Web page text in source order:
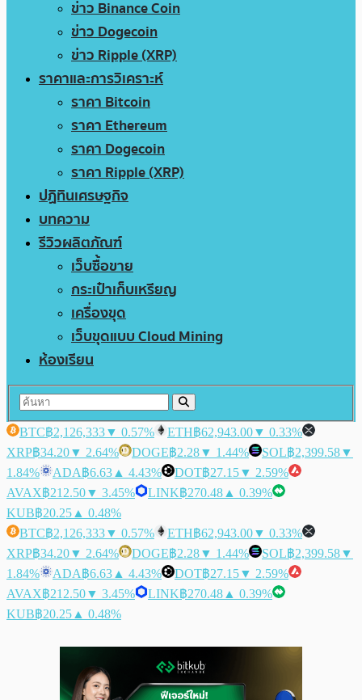
ข่าว Binance Coin
ข่าว Dogecoin
ข่าว Ripple (XRP)
ราคาและการวิเคราะห์
ราคา Bitcoin
ราคา Ethereum
ราคา Dogecoin
ราคา Ripple (XRP)
ปฏิทินเศรษฐกิจ
บทความ
รีวิวผลิตภัณฑ์
เว็บซื้อขาย
กระเป๋าเก็บเหรียญ
เครื่องขุด
เว็บขุดแบบ Cloud Mining
ห้องเรียน
BTC฿2,126,333▼ 0.57% ETH฿62,943.00▼ 0.33%
XRP฿34.20▼ 2.64% DOGE฿2.28▼ 1.44% SOL฿2,399.58▼
1.84%
ADA฿6.63 ▲ 4.43% DOT฿27.15▼ 2.59%
AVAX฿212.50▼ 3.45% LINK฿270.48 ▲ 0.39%
KUB฿20.25 ▲ 0.48%
BTC฿2,126,333▼ 0.57% ETH฿62,943.00▼ 0.33%
XRP฿34.20▼ 2.64% DOGE฿2.28▼ 1.44% SOL฿2,399.58▼
1.84%
ADA฿6.63 ▲ 4.43% DOT฿27.15▼ 2.59%
AVAX฿212.50▼ 3.45% LINK฿270.48 ▲ 0.39%
KUB฿20.25 ▲ 0.48%